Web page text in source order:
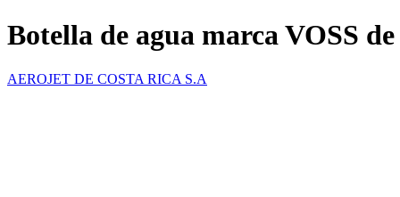
Botella de agua marca VOSS
AEROJET DE COSTA RICA S.A